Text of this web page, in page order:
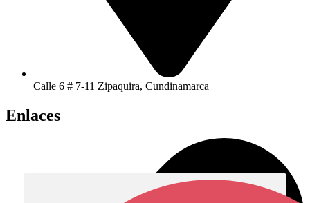
Calle 6 # 7-11 Zipaquira, Cundinamarca
Enlaces